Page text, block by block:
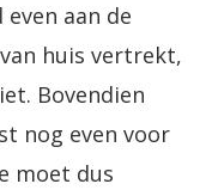
aan de
huis vertrekt,
Bovendien
nog even voor
moet dus